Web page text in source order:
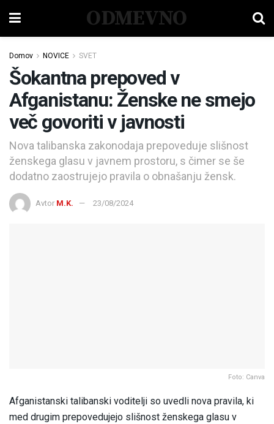
ODMEVNO
Domov NOVICE SVET
Šokantna prepoved v
Afganistanu: Ženske ne smejo
več govoriti v javnosti
Nova talibanska zakonodaja prepoveduje slišnost
ženskega glasu v javnem prostoru, s čimer se še
dodatno zaostrujejo pravila o obnašanju žensk.
Avtor M.K. 23/08/2024
Foto: Canva
Afganistanski talibanski voditelji so uvedli nova pravila, ki
med drugim prepovedujejo slišnost ženskega glasu v